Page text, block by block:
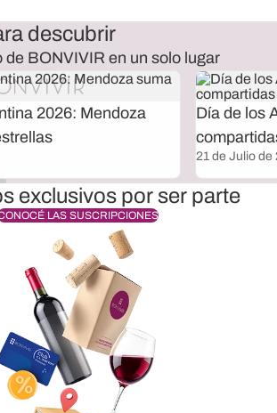
descubrir
de BONVIVIR en un solo lugar
2026: Mendoza
Día de los
21 de Julio de
exclusivos por ser parte
LAS SUSCRIPCIONES